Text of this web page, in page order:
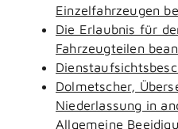
Einzelfahrzeugen
Die Erlaubnis für
Fahrzeugteilen
Dolmetscher,
Niederlassung in
Allgemeine